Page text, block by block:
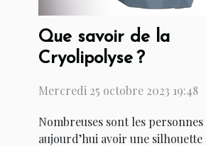
Que savoir de la
Cryolipolyse ?
Mercredi 25 octobre 2023 19:48
Nombreuses sont les
aujourd’hui avoir une silhouette